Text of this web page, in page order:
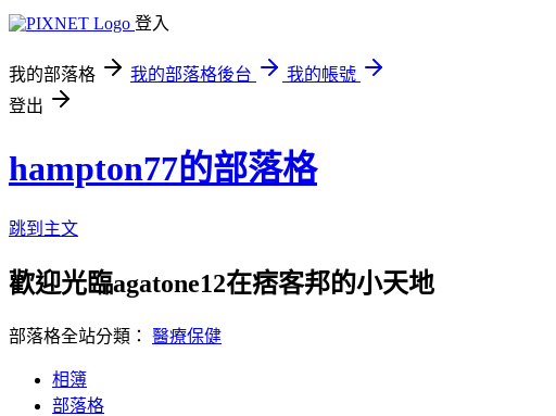
登入
我的部落格 我的部落格後台
我的帳號
登出
hampton77的部落格
跳到主文
歡迎光臨agatone12在痞客邦的小天地
部落格全站分類： 醫療保健
相簿
部落格